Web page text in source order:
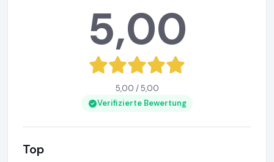
5,00
5,00 / 5,00
Verifizierte Bewertung
Top